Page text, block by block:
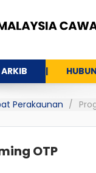
ARKIB
Perakaunan
OTP